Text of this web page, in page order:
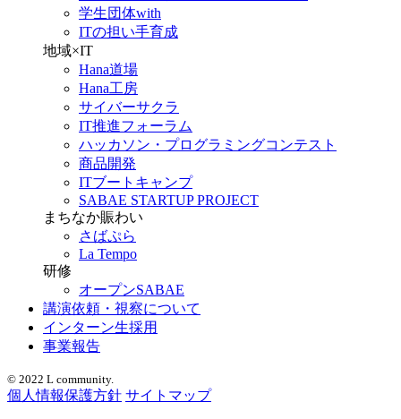
学生団体with
ITの担い手育成
地域×IT
Hana道場
Hana工房
サイバーサクラ
IT推進フォーラム
ハッカソン・プログラミングコンテスト
商品開発
ITブートキャンプ
SABAE STARTUP PROJECT
まちなか賑わい
さばぷら
La Tempo
研修
オープンSABAE
講演依頼・視察について
インターン生採用
事業報告
© 2022 L community.
個人情報保護方針 サイトマップ